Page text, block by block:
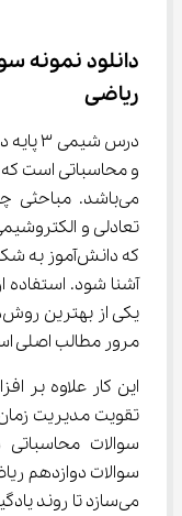
ریاضی
درس
و محاسباتی است که
که
آشنا شود. استفاده
مرور مطالب اصلی
این کار علاوه بر
می‌سازد تا روند